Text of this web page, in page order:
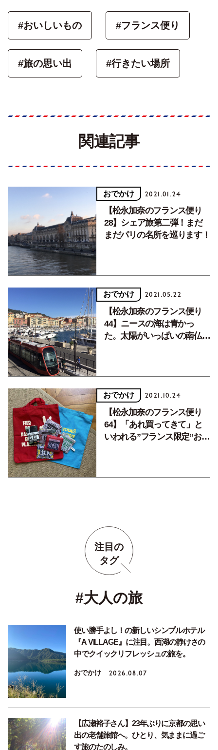
#おいしいもの #フランス便り
#旅の思い出 #行きたい場所
関連記事
おでかけ 2021.01.24
【松永加奈のフランス便り
28】シェア旅第二弾！まだ
まだパリの名所を巡ります！
おでかけ 2021.05.22
【松永加奈のフランス便り
44】ニースの海は青かっ
た。太陽がいっぱいの南仏レ
おでかけ 2021.10.24
【松永加奈のフランス便り
64】「あれ買ってきて」と
いわれる”フランス限定”お土
注目の
タグ
#大人の旅
使い勝手よし！の新しいシンプルホテル
『A VILLAGE』に注目。西湖の静けさの
中でクイックリフレッシュの旅を。
おでかけ 2026.08.07
【広瀬裕子さん】23年ぶりに京都の思い
出の老舗旅館へ。ひとり、気ままに過ご
す旅のたのしみ。